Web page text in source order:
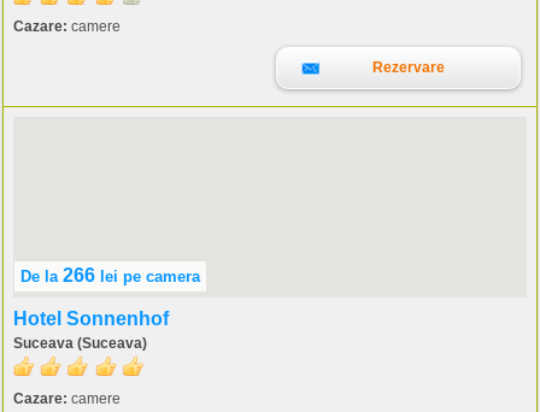
Cazare: camere
Rezervare
De la 266 lei pe camera
Hotel Sonnenhof
Suceava (Suceava)
Cazare: camere